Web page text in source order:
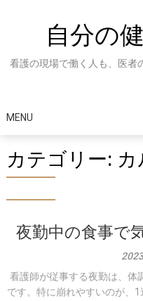
自分の
看護の現場で働く人も、医者
MENU
カテゴリー:
夜勤中の食事で
看護師が従事する夜勤は、体
です。特に崩れやすいのが、